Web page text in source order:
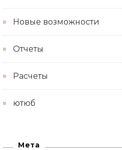
Новые возможности
Отчеты
Расчеты
ютюб
Мета